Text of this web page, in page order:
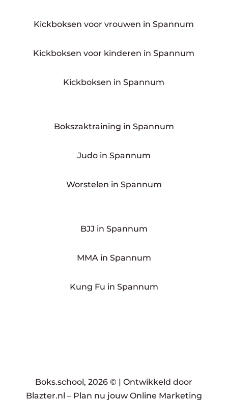
Kickboksen voor vrouwen in Spannum
Kickboksen voor kinderen in Spannum
Kickboksen in Spannum
Bokszaktraining in Spannum
Judo in Spannum
Worstelen in Spannum
BJJ in Spannum
MMA in Spannum
Kung Fu in Spannum
Boks.school, 2026 © |Ontwikkeld door
Blazter.nl – Plan nu jouw Online Marketing